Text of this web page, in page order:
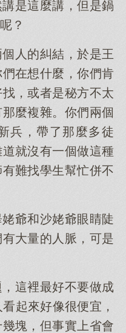
是這麼講，但是鍋
？
人的糾結，於是王
在想什麼，你們肯
，或者是秘方不太
麼複雜。你們兩個
兵，帶了那麼多徒
就沒有一個做這種
難找學生幫忙併不
爺和沙姥爺眼睛陡
大量的人脈，可是
，這裡最好不要做成
起來好像很便宜，
塊，但事實上省會